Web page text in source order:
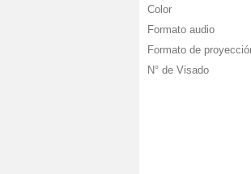
Color
Formato audio
Formato de
N° de Visado